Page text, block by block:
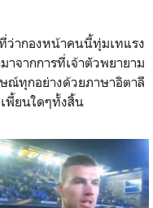
ากองหน้าคนนี้ทุ่มเทแรง
จากการที่เจ้าตัวพยายาม
ณ์ทุกอย่างด้วยภาษาอิตาลี
พี้ยนใดๆทั้งสิ้น